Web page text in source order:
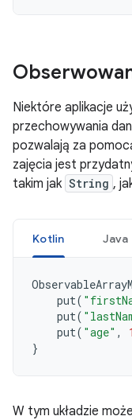
Niektóre aplikacje
przechowywania
pozwalają za
zajęcia jest
takim jak String ,
Kotlin Java
put(
put(
put( "age" ,
}
W tym układzie